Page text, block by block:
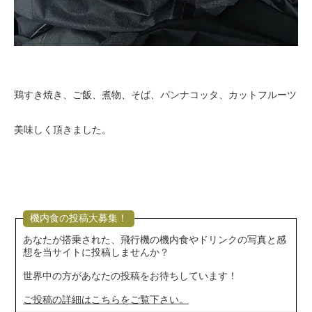
鶏すき焼き、ご飯、煮物、そば、パンナコッタ、カットフルーツ
美味しく頂きました。
機内食の投稿大募集！
あなたが搭乗された、飛行機の機内食やドリンクの写真と感
想を当サイトに投稿しませんか？
世界中の方があなたの投稿をお待ちしています！
ご投稿の詳細はこちらをご覧下さい。